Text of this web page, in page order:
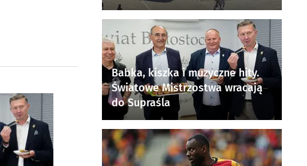
Babka, kiszka i muzyczne hity.
Światowe Mistrzostwa wracają
do Supraśla